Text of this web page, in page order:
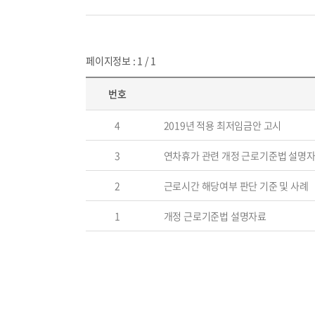
페이지정보 : 1 / 1
번호
4 2019년 적용 최저임금안 고시
3 연차휴가 관련 개정 근로기준법 설명
2 근로시간 해당여부 판단 기준 및 사례
1 개정 근로기준법 설명자료